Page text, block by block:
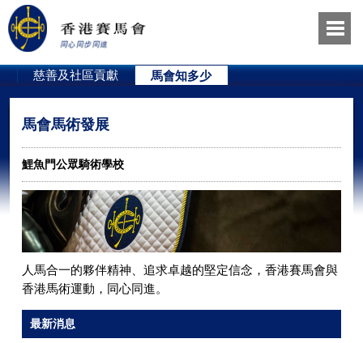
慈善及社區貢獻 馬會知多少
馬會馬術發展
鯉魚門公眾騎術學校
人馬合一的夥伴精神、追求卓越的堅定信念，香港賽馬會與
香港馬術運動，同心同進。
最新消息